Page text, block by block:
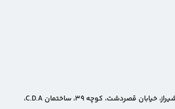
دفتر مرکزی: فارس شیراز، خیابان قصردشت، کوچه 39، ساختمان C.D.A،